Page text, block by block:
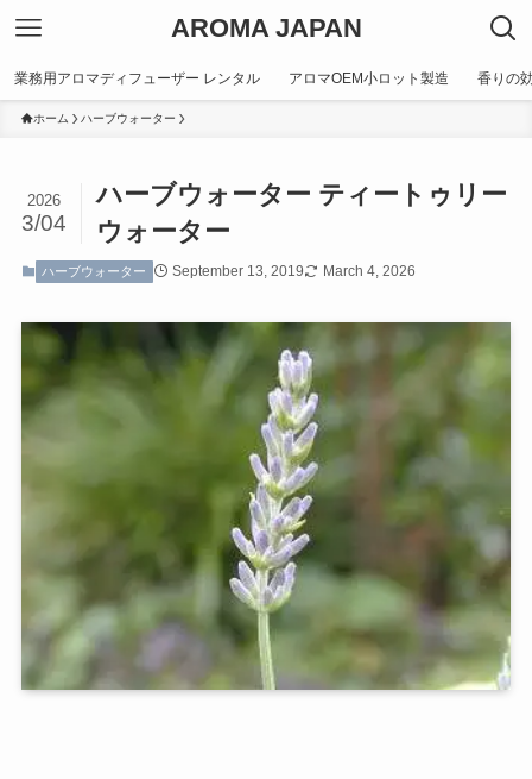
AROMA JAPAN
業務用アロマディフューザー レンタル アロマOEM小ロット製造 香りの
ホーム ハーブウォーター
ハーブウォーター ティートゥリー
ウォーター
2026
3/04
ハーブウォーター September 13, 2019 March 4, 2026